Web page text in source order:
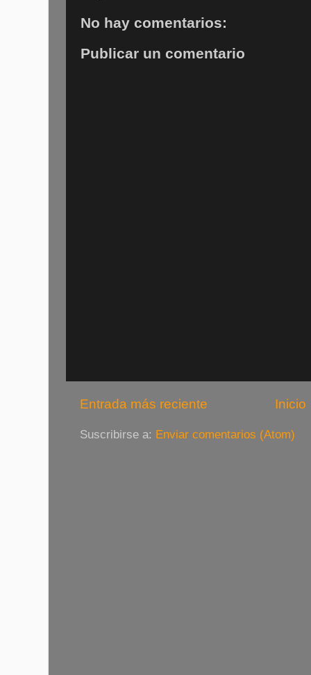
No hay comentarios:
Publicar un comentario
Entrada más reciente Inicio
Suscribirse a: Enviar comentarios (Atom)